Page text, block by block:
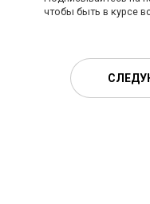
чтобы быть в курсе